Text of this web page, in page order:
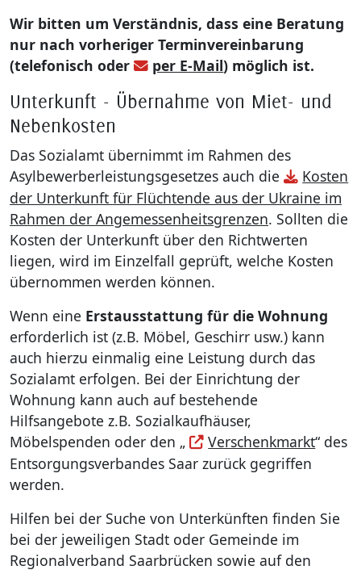
Wir bitten um Verständnis, dass eine Beratung
nur nach vorheriger Terminvereinbarung
(telefonisch oder
per E-Mail) möglich ist.
Unterkunft - Übernahme von Miet- und
Nebenkosten
Das Sozialamt übernimmt im Rahmen des
Asylbewerberleistungsgesetzes auch die
Kosten
der Unterkunft für Flüchtende aus der Ukraine im
Rahmen der Angemessenheitsgrenzen. Sollten die
Kosten der Unterkunft über den Richtwerten
liegen, wird im Einzelfall geprüft, welche Kosten
übernommen werden können.
Wenn eine Erstausstattung für die Wohnung
erforderlich ist (z.B. Möbel, Geschirr usw.) kann
auch hierzu einmalig eine Leistung durch das
Sozialamt erfolgen. Bei der Einrichtung der
Wohnung kann auch auf bestehende
Hilfsangebote z.B. Sozialkaufhäuser,
Möbelspenden oder den „
Verschenkmarkt“ des
Entsorgungsverbandes Saar zurück gegriffen
werden.
Hilfen bei der Suche von Unterkünften finden Sie
bei der jeweiligen Stadt oder Gemeinde im
Regionalverband Saarbrücken sowie auf den